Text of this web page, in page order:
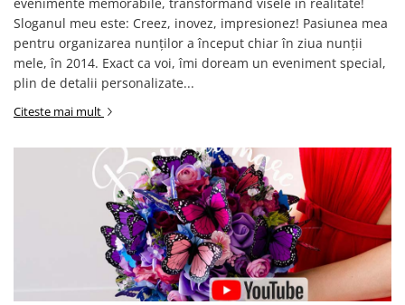
Sloganul meu este: Creez, inovez, impresionez! Pasiunea mea
pentru organizarea nunților a început chiar în ziua nunții
mele, în 2014. Exact ca voi, îmi doream un eveniment special,
plin de detalii personalizate...
Citeste mai mult